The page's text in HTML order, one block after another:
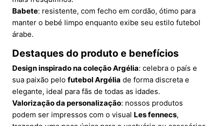
Babete: resistente, com fecho em cordão, ótimo para
manter o bebé limpo enquanto exibe seu estilo futebol
árabe.
Destaques do produto e benefícios
Design inspirado na coleção Argélia: celebra o país e
sua paixão pelo futebol Argélia de forma discreta e
elegante, ideal para fãs de todas as idades.
Valorização da personalização: nossos produtos
podem ser impressos com o visual Les fennecs,